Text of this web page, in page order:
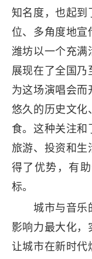
知名度，也起到
位、多角度地宣
潍坊以一个充满
展现在了全国乃
为这场演唱会而
悠久的历史文化
食。这种关注和
旅游、投资和生
得了优势，有
标。
城市与音乐的
影响力最大化，
让城市在新时代